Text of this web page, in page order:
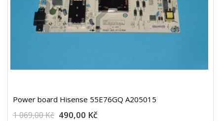
Power board Hisense 55E76GQ A205015
1 069,00 Kč 490,00 Kč